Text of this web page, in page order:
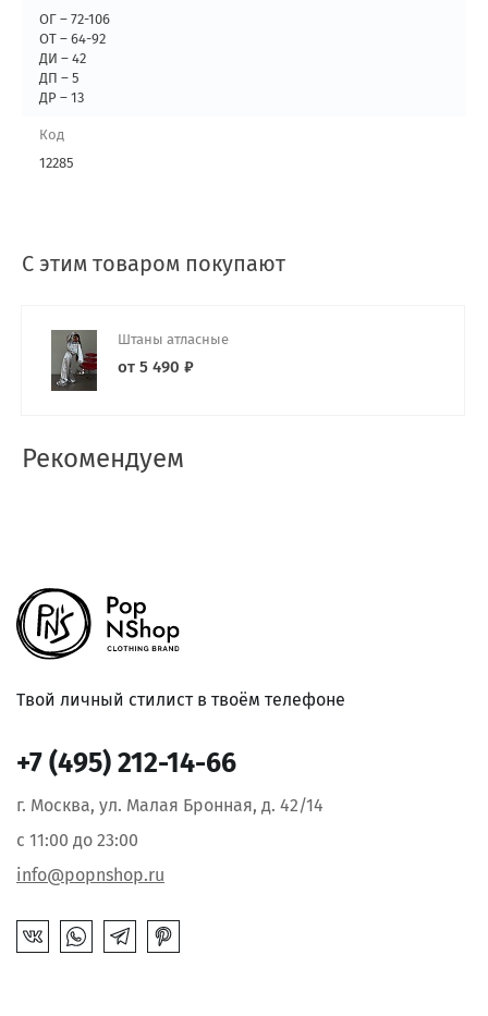
ОГ – 72-106
ОТ – 64-92
ДИ – 42
ДП – 5
ДР – 13
Код
12285
С этим товаром покупают
Штаны атласные
от 5 490 ₽
Рекомендуем
Твой личный стилист в твоём телефоне
+7 (495) 212-14-66
г. Москва, ул. Малая Бронная, д. 42/14
с 11:00 до 23:00
info@popnshop.ru